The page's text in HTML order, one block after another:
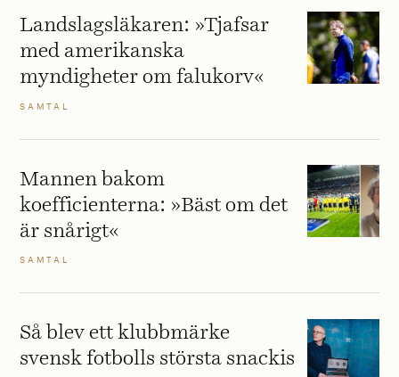
Landslagsläkaren: »Tjafsar
med amerikanska
myndigheter om falukorv«
SAMTAL
Mannen bakom
koefficienterna: »Bäst om det
är snårigt«
SAMTAL
Så blev ett klubbmärke
svensk fotbolls största snackis